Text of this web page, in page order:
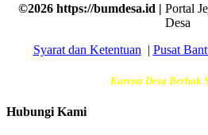
©2026 https://bumdesa.id | Portal
Desa
Syarat dan Ketentuan | Pusat
Karena Desa Berhak
Hubungi Kami